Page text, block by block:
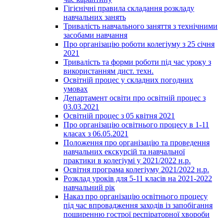
Гігієнічні правила складання розкладу
навчальних занять
Тривалість навчального заняття з технічними
засобами навчання
Про організацію роботи колегіуму з 25 січня
2021
Тривалість та форми роботи під час уроку з
використанням дист. техн.
Освітній процес у складних погодних
умовах
Департамент освіти про освітній процес з
03.03.2021
Освітній процес з 05 квітня 2021
Про організацію освітнього процесу в 1-11
класах з 06.05.2021
Положення про організацію та проведення
навчальних екскурсій та навчальної
практики в колегіумі у 2021/2022 н.р.
Освітня програма колегіуму 2021/2022 н.р.
Розклад уроків для 5-11 класів на 2021-2022
навчальний рік
Наказ про організацію освітнього процесу
під час впровадження заходів із запобігання
поширенню гострої респіраторної хвороби